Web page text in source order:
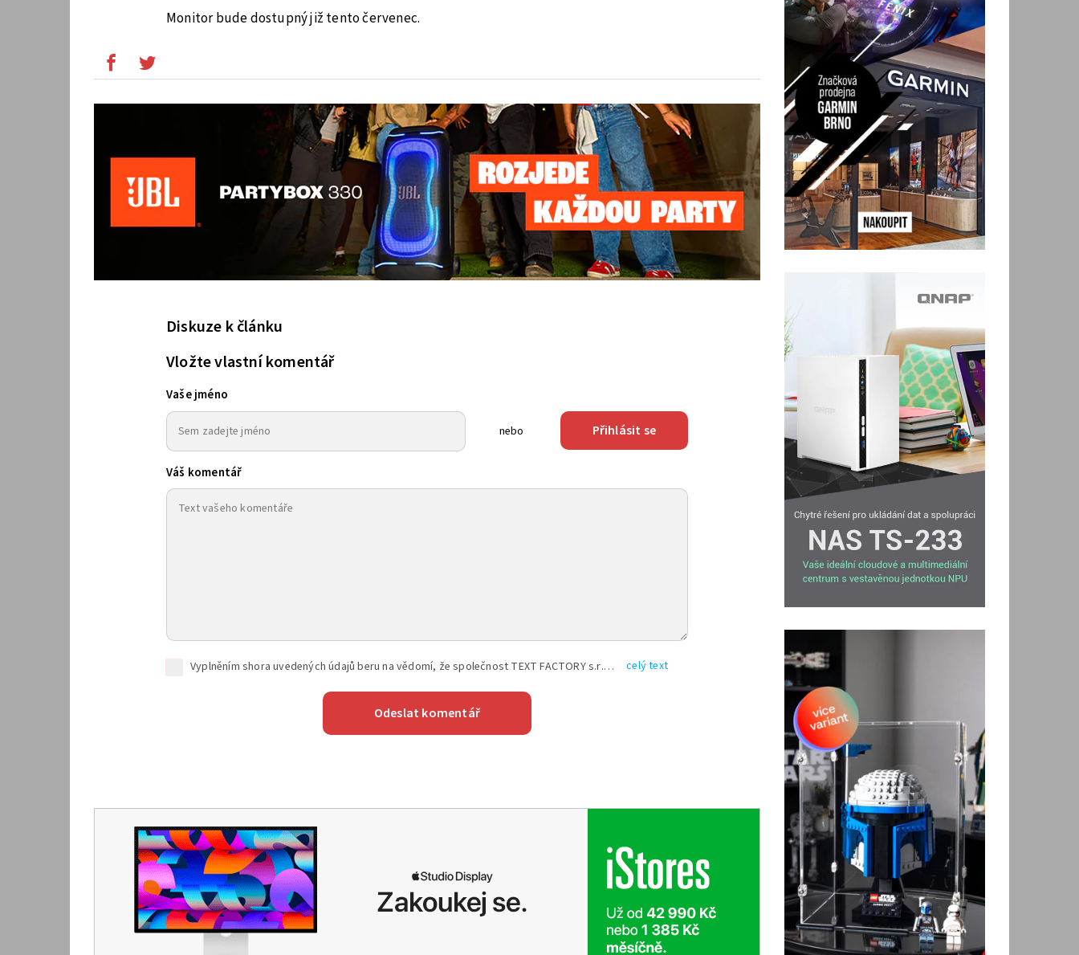
Monitor bude dostupný již tento červenec.
Diskuze k článku
Vložte vlastní komentář
Vaše jméno
nebo Přihlásit se
Váš komentář
Vyplněním shora uvedených údajů beru na vědomí, že společnost TEXT FACTORY s.r.o., sídlem Brno, Durďákova 336/29, Černá Pole, PSČ: 613 00, IČ: 06157831, zapsané u Krajského soudu v Brně, oddíl C, vložka 100399, bude zpracovávat mé osobní údaje uvedené v rámci mnou vyplněného registračního formuláře na základě oprávněných zájmů TEXT FACTORY s.r.o. dle čl. 6 odst. 1 písm. f) GDPR a pro splnění právních povinností (čl. 6 odst. 1 písm. c) GDPR), a to pro tyto účely: nezbytnost zajistit oprávnění návštěvníka webových stránek provozovaných společností TEXT FACTORY s.r.o. přispívat aktivně ke zveřejněným článkům nebo v rámci diskusních fór a výkon práv TEXT FACTORY s.r.o. jako administrátora těchto diskusních fór. Více informací o zpracování osobních údajů a právech lze nalézt v celý text